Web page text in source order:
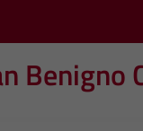
Benigno